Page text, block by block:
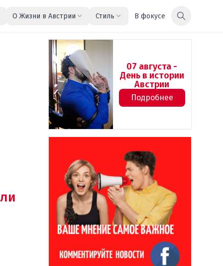
О Жизни в Австрии Стиль В фокусе
07 августа -
День в истории
Австрии
Подробнее